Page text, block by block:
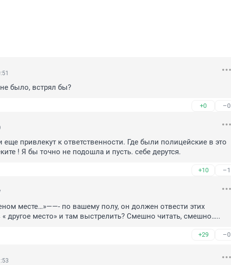
было, встрял бы?
+0 –0
привлекут к ответственности. Где были полицейские в это
! Я бы точно не подошла и пусть. себе дерутся.
+10 –1
месте…»——- по вашему полу, он должен отвести этих
другое место» и там выстрелить? Смешно читать, смешно…..
+29 –0